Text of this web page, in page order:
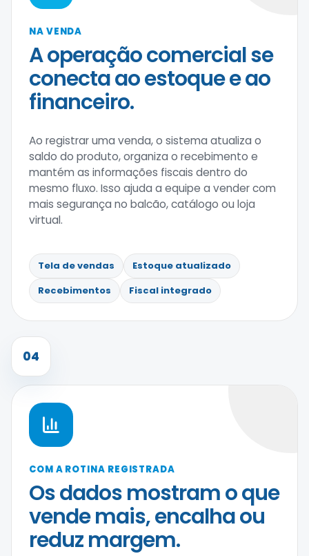
NA VENDA
A operação comercial se
conecta ao estoque e ao
financeiro.
Ao registrar uma venda, o sistema atualiza o
saldo do produto, organiza o recebimento e
mantém as informações fiscais dentro do
mesmo fluxo. Isso ajuda a equipe a vender com
mais segurança no balcão, catálogo ou loja
virtual.
Tela de vendas
Estoque atualizado
Recebimentos
Fiscal integrado
04
COM A ROTINA REGISTRADA
Os dados mostram o que
vende mais, encalha ou
reduz margem.